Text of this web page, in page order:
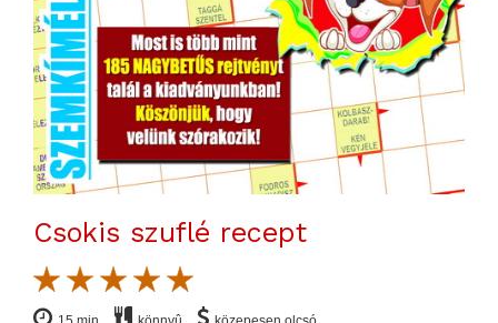
Csokis szuflé recept